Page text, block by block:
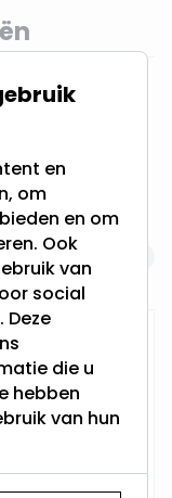
carousel is
en
om
en om
Ook
van
social
Deze
die u
hebben
van hun